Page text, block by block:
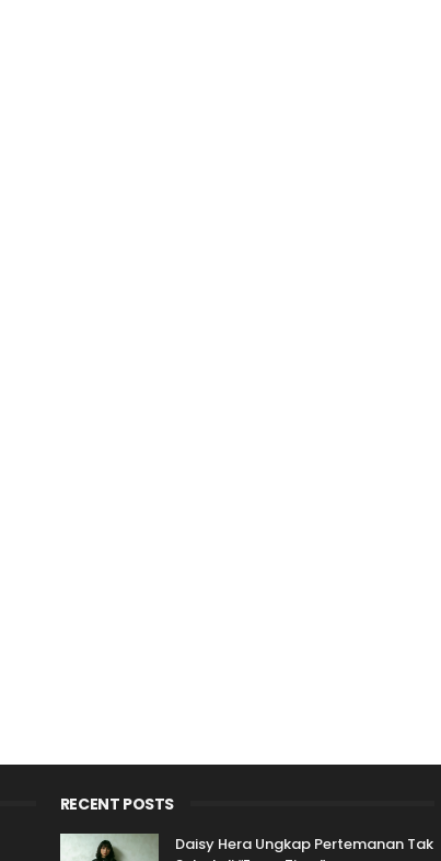
RECENT POSTS
Daisy Hera Ungkap Pertemanan Tak